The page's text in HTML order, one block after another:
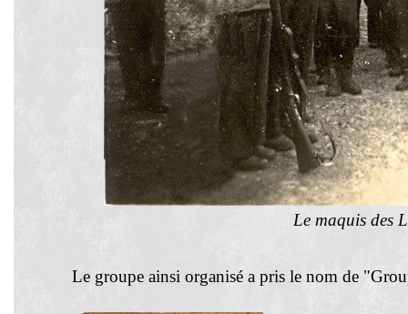
Le maquis des
Le groupe ainsi organisé a pris le nom de